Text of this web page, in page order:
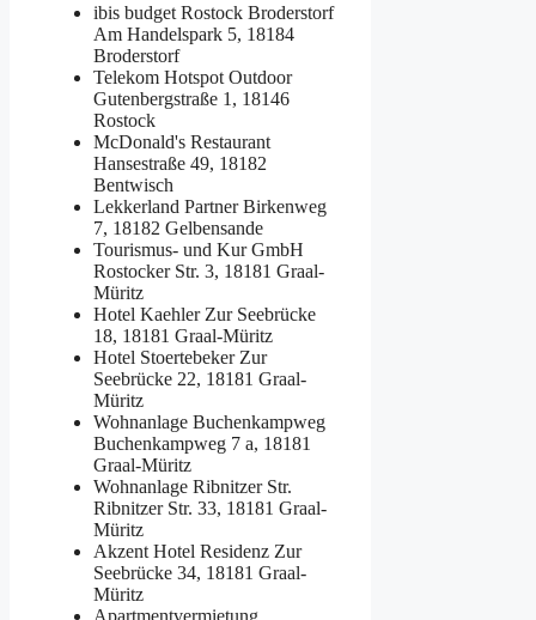
ibis budget Rostock Broderstorf
Am Handelspark 5, 18184
Broderstorf
Telekom Hotspot Outdoor
Gutenbergstraße 1, 18146
Rostock
McDonald's Restaurant
Hansestraße 49, 18182
Bentwisch
Lekkerland PartnerBirkenweg
7, 18182 Gelbensande
Tourismus- und Kur GmbH
Rostocker Str. 3, 18181 Graal-
Müritz
Hotel KaehlerZur Seebrücke
18, 18181 Graal-Müritz
Hotel StoertebekerZur
Seebrücke 22, 18181 Graal-
Müritz
Wohnanlage Buchenkampweg
Buchenkampweg 7 a, 18181
Graal-Müritz
Wohnanlage Ribnitzer Str.
Ribnitzer Str. 33, 18181 Graal-
Müritz
Akzent Hotel Residenz Zur
Seebrücke 34, 18181 Graal-
Müritz
Apartmentvermietung